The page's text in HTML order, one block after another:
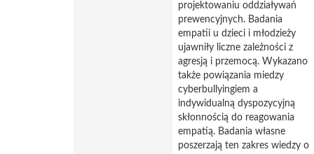
projektowaniu oddziaływań
prewencyjnych. Badania
empatii u dzieci i młodzieży
ujawniły liczne zależności z
agresją i przemocą. Wykazano
także powiązania miedzy
cyberbullyingiem a
indywidualną dyspozycyjną
skłonnością do reagowania
empatią. Badania własne
poszerzają ten zakres wiedzy o